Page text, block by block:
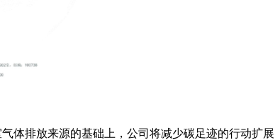
体排放来源的基础上，公司将减少碳足迹的行动扩展